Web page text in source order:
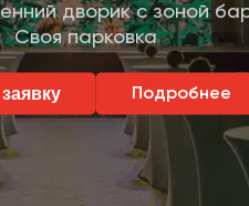
дворик с зоной
Своя парковка
Подробнее